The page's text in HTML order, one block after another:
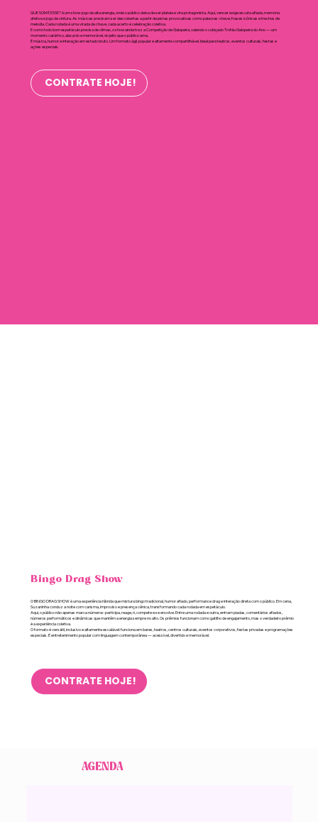
QUE SOM É ESSE? é um show-jogo de alta energia, onde o público deixa de ser plateia e vira protagonista. Aqui, vencer exige escuta afiada, memória
afetiva e jogo de cintura. As músicas precisam ser descobertas a partir de pistas provocativas como palavras-chave, frases icônicas e trechos de
melodia. Cada rodada é uma virada de chave, cada acerto é celebração coletiva.
E como todo bom espetáculo precisa de clímax, o show ainda traz a Competição de Galopeira, valendo o cobiçado Troféu Galopeira do Ano — um
momento catártico, absurdo e memorável, do jeito que o público ama.
É música, humor e interação em estado bruto. Um formato ágil, popular e altamente compartilhável. Ideal para teatros, eventos culturais, festas e
ações especiais.
CONTRATE HOJE!
Bingo Drag Show
O BINGO DRAG SHOW é uma experiência híbrida que mistura bingo tradicional, humor afiado, performance drag e interação direta com o público. Em cena,
Suzaninha conduz a noite com carisma, improviso e presença cênica, transformando cada rodada em espetáculo.
Aqui, o público não apenas marca números: participa, reage, ri, compete e se envolve. Entre uma rodada e outra, entram piadas, comentários afiados,
números performáticos e dinâmicas que mantêm a energia sempre no alto. Os prêmios funcionam como gatilho de engajamento, mas o verdadeiro prêmio
é a experiência coletiva.
O formato é versátil, inclusivo e altamente escalável: funciona em bares, teatros, centros culturais, eventos corporativos, festas privadas e programações
especiais. É entretenimento popular com linguagem contemporânea — acessível, divertido e memorável.
CONTRATE HOJE!
AGENDA